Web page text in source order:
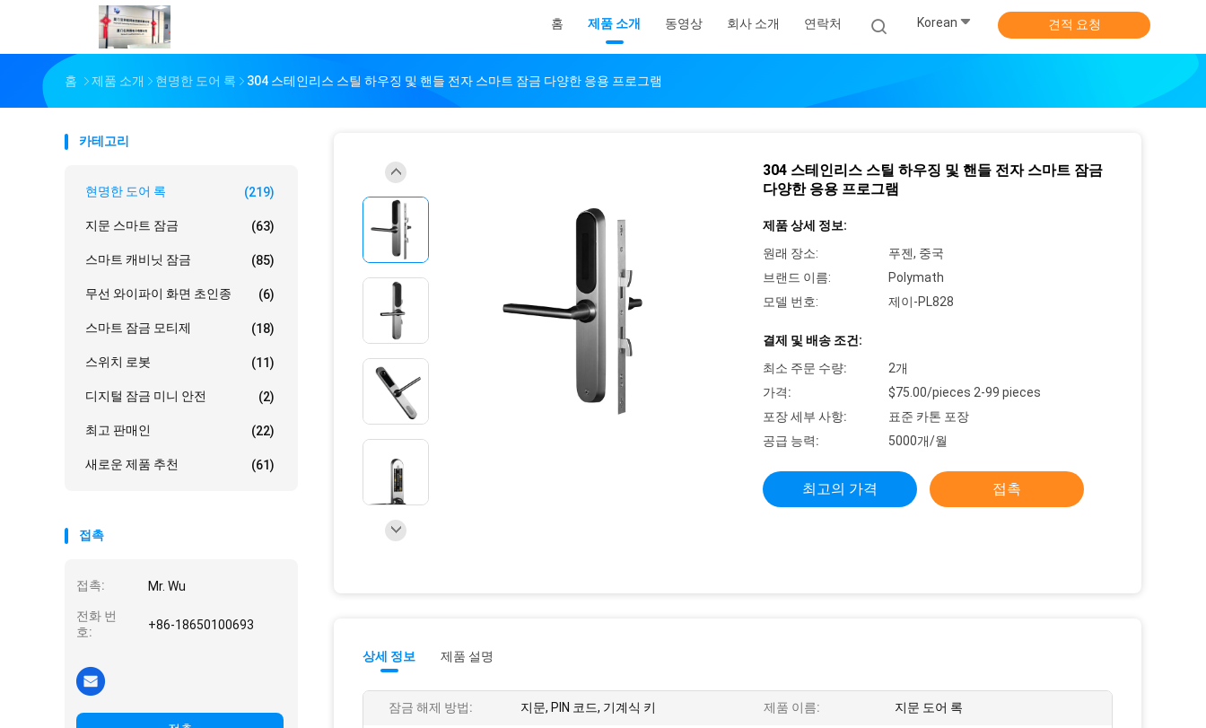
홈 제품 소개 동영상 회사 소개 연락처 Korean 견적 요청
홈 제품 소개 현명한 도어 록 304 스테인리스 스틸 하우징 및 핸들 전자 스마트 잠금 다양한 응용 프로그램
카테고리
현명한 도어 록 (219)
지문 스마트 잠금 (63)
스마트 캐비닛 잠금 (85)
무선 와이파이 화면 초인종 (6)
스마트 잠금 모티제 (18)
스위치 로봇 (11)
디지털 잠금 미니 안전 (2)
최고 판매인 (22)
새로운 제품 추천 (61)
접촉
접촉: Mr. Wu
전화 번
호:
+86-18650100693
304 스테인리스 스틸 하우징 및 핸들 전자 스마트 잠금
다양한 응용 프로그램
제품 상세 정보:
원래 장소:
푸젠, 중국
브랜드 이름:
Polymath
모델 번호:
제이-PL828
결제 및 배송 조건:
최소 주문 수량:
2개
가격:
$75.00/pieces 2-99 pieces
포장 세부 사항:
표준 카톤 포장
공급 능력:
5000개/월
최고의 가격 접촉
상세 정보 제품 설명
잠금 해제 방법: 지문, PIN 코드, 기계식 키 제품 이름: 지문 도어 록